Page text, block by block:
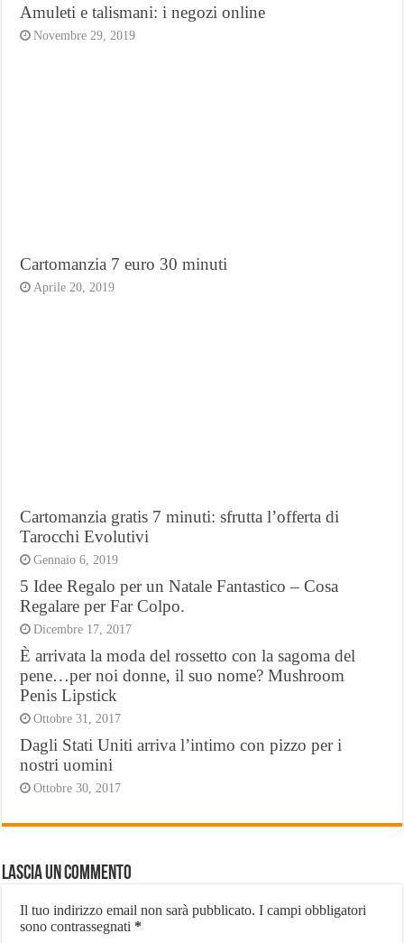
Amuleti e talismani: i negozi online
Novembre 29, 2019
Cartomanzia 7 euro 30 minuti
Aprile 20, 2019
Cartomanzia gratis 7 minuti: sfrutta l’offerta di
Tarocchi Evolutivi
Gennaio 6, 2019
5 Idee Regalo per un Natale Fantastico – Cosa
Regalare per Far Colpo.
Dicembre 17, 2017
È arrivata la moda del rossetto con la sagoma del
pene…per noi donne, il suo nome? Mushroom
Penis Lipstick
Ottobre 31, 2017
Dagli Stati Uniti arriva l’intimo con pizzo per i
nostri uomini
Ottobre 30, 2017
Lascia un commento
Il tuo indirizzo email non sarà pubblicato. I campi obbligatori
sono contrassegnati *